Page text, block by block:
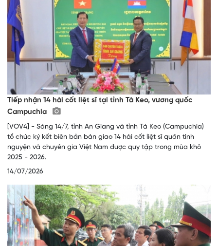
Tiếp nhận 14 hài cốt liệt sĩ tại tỉnh Tà Keo, vương quốc
Campuchia
[VOV4] - Sáng 14/7, tỉnh An Giang và tỉnh Tà Keo (Campuchia)
tổ chức ký kết biên bản bàn giao 14 hài cốt liệt sĩ quân tình
nguyện và chuyên gia Việt Nam được quy tập trong mùa khô
2025 - 2026.
14/07/2026